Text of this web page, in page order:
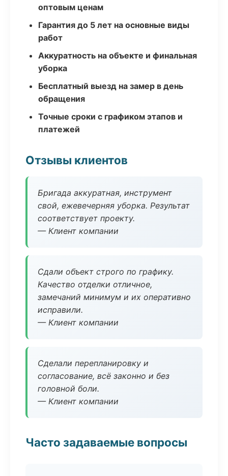
оптовым ценам
Гарантия до 5 лет на основные виды
работ
Аккуратность на объекте и финальная
уборка
Бесплатный выезд на замер в день
обращения
Точные сроки с графиком этапов и
платежей
Отзывы клиентов
Бригада аккуратная, инструмент
свой, ежевечерняя уборка. Результат
соответствует проекту.
— Клиент компании
Сдали объект строго по графику.
Качество отделки отличное,
замечаний минимум и их оперативно
исправили.
— Клиент компании
Сделали перепланировку и
согласование, всё законно и без
головной боли.
— Клиент компании
Часто задаваемые вопросы